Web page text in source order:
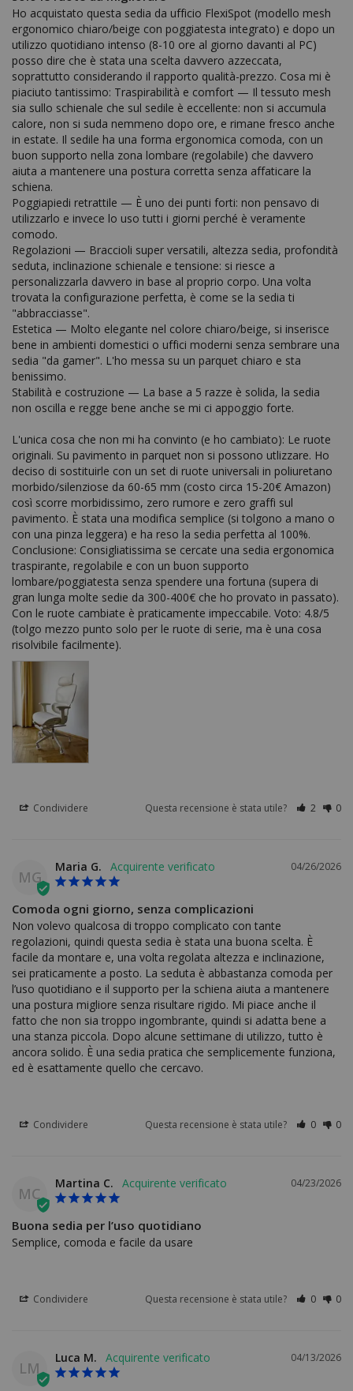
Ho acquistato questa sedia da ufficio FlexiSpot (modello mesh
ergonomico chiaro/beige con poggiatesta integrato) e dopo un
utilizzo quotidiano intenso (8-10 ore al giorno davanti al PC)
posso dire che è stata una scelta davvero azzeccata,
soprattutto considerando il rapporto qualità-prezzo. Cosa mi è
piaciuto tantissimo: Traspirabilità e comfort — Il tessuto mesh
sia sullo schienale che sul sedile è eccellente: non si accumula
calore, non si suda nemmeno dopo ore, e rimane fresco anche
in estate. Il sedile ha una forma ergonomica comoda, con un
buon supporto nella zona lombare (regolabile) che davvero
aiuta a mantenere una postura corretta senza affaticare la
schiena.
Poggiapiedi retrattile — È uno dei punti forti: non pensavo di
utilizzarlo e invece lo uso tutti i giorni perché è veramente
comodo.
Regolazioni — Braccioli super versatili, altezza sedia, profondità
seduta, inclinazione schienale e tensione: si riesce a
personalizzarla davvero in base al proprio corpo. Una volta
trovata la configurazione perfetta, è come se la sedia ti
"abbracciasse".
Estetica — Molto elegante nel colore chiaro/beige, si inserisce
bene in ambienti domestici o uffici moderni senza sembrare una
sedia "da gamer". L'ho messa su un parquet chiaro e sta
benissimo.
Stabilità e costruzione — La base a 5 razze è solida, la sedia
non oscilla e regge bene anche se mi ci appoggio forte.
L'unica cosa che non mi ha convinto (e ho cambiato): Le ruote
originali. Su pavimento in parquet non si possono utlizzare. Ho
deciso di sostituirle con un set di ruote universali in poliuretano
morbido/silenziose da 60-65 mm (costo circa 15-20€ Amazon)
così scorre morbidissimo, zero rumore e zero graffi sul
pavimento. È stata una modifica semplice (si tolgono a mano o
con una pinza leggera) e ha reso la sedia perfetta al 100%.
Conclusione: Consigliatissima se cercate una sedia ergonomica
traspirante, regolabile e con un buon supporto
lombare/poggiatesta senza spendere una fortuna (supera di
gran lunga molte sedie da 300-400€ che ho provato in passato).
Con le ruote cambiate è praticamente impeccabile. Voto: 4.8/5
(tolgo mezzo punto solo per le ruote di serie, ma è una cosa
Condividere Questa recensione è stata utile? 2 0
MG
04/26/2026
Maria G.
Comoda ogni giorno, senza complicazioni
Non volevo qualcosa di troppo complicato con tante
regolazioni, quindi questa sedia è stata una buona scelta. È
facile da montare e, una volta regolata altezza e inclinazione,
sei praticamente a posto. La seduta è abbastanza comoda per
l’uso quotidiano e il supporto per la schiena aiuta a mantenere
una postura migliore senza risultare rigido. Mi piace anche il
fatto che non sia troppo ingombrante, quindi si adatta bene a
una stanza piccola. Dopo alcune settimane di utilizzo, tutto è
ancora solido. È una sedia pratica che semplicemente funziona,
ed è esattamente quello che cercavo.
Condividere Questa recensione è stata utile? 0 0
MC
04/23/2026
Martina C.
Buona sedia per l’uso quotidiano
Semplice, comoda e facile da usare
Condividere Questa recensione è stata utile? 0 0
LM
04/13/2026
Luca M.